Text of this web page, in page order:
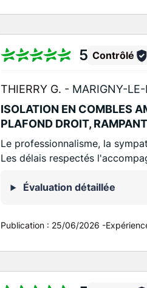
5 Contrôlé
THIERRY G. - MARIGNY-
ISOLATION EN COMBLES
PLAFOND DROIT,
Le professionnalisme, la
Les délais respectés
Évaluation détaillée
Publication : 25/06/2026 -